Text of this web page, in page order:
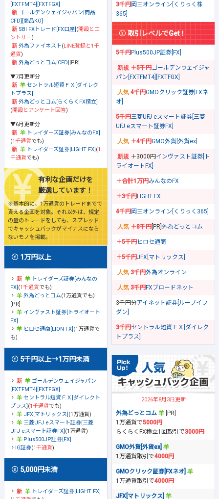
[FXTFMT4][FXTFGX]
ゴールデンウェイジャパン[商品
CFD][商品KO]
SBI FXトレード[FX口座] (開設とエ
ントリー)
外為ファイネスト(LINE登録と1千
通貨)
外為どっとコム[CFD] [PR]
▼7月更新分
セントラル短資ＦＸ[ダイレク
トプラス]
外為どっとコム[らくらくFX積立]
(開設とアンケート回答)
▼6月更新分
トレイダーズ証券[みんなのFX]
(1千通貨でも)
トレイダーズ証券[LIGHT FX] (1
千通貨でも)
有利な企画だけを
厳選しています！
※基本的に、1万通貨のトレードまでで
貰える企画を対象。それ以外は、規定
の量のトレードをしても、スプレッド
でキャッシュバックがマイナスになら
ないモノを掲載。
1万円以上
トレイダーズ証券[みんなの
FX] (1千通貨でも)
外為どっとコム(1万通貨でも)
[PR]
インヴァスト証券[トライオート
FX]
ヒロセ通商[LION FX] (1万通貨で
も)
5千円以上→1万円未満
ゴールデンウェイジャパン
[FXTFMT4][FXTFGX]
セントラル短資ＦＸ[ダイレクト
プラス] (1千通貨でも)
JFX[マトリックス] (1万通貨)
三菱UFJ eスマート証券[三菱
UFJ eスマート証券FX] (1万通貨)
Plus500JP証券[FX]
IG証券(1千通貨)
5,000円未満
トレイダーズ証券[LIGHT FX]
3千円岡三オンライン[くりっく株
365]
取引レベルでGet！
5千円Plus500JP証券[FX]
＋5千円ゴールデンウェイジャ
パン[FXTFMT4][FXTFGX]
4千円GMOクリック証券[FXネ
オ]
5千円三菱UFJ eスマート証券[三菱
UFJ eスマート証券FX]
＋4千円GMO外貨[外貨ex]
＋3000円 インヴァスト証券[ト
ライオートFX]
＋合計1万円みんなのFX
＋3千円LIGHT FX
4千円岡三オンライン[くりっく365]
＋8千円 [PR] 外為どっとコム
＋5千円ヒロセ通商
＋5千円JFX[マトリックス]
3千円外為オンライン
3千円FXブロードネット
3千円分アイネット証券[ループイフ
ダン]
3千円セントラル短資ＦＸ[ダイレク
トプラス]
2026年8月3日更新
外為どっとコム
[PR]
1万通貨で5000円
らくらくFX積立1回取引で3000円
GMO外貨[外貨ex]
1万通貨取引で4000円
GMOクリック証券[FXネオ]
1万通貨取引で4000円
JFX[マトリックス]